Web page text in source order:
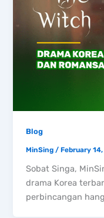
Blog
MinSing /February
Sobat Singa,
drama Korea
perbincangan